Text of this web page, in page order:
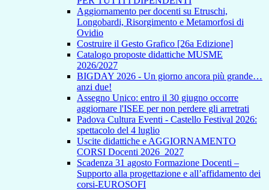
Aggiornamento per docenti su Etruschi,
Longobardi, Risorgimento e Metamorfosi di
Ovidio
Costruire il Gesto Grafico [26a Edizione]
Catalogo proposte didattiche MUSME
2026/2027
BIGDAY 2026 - Un giorno ancora più grande…
anzi due!
Assegno Unico: entro il 30 giugno occorre
aggiornare l'ISEE per non perdere gli arretrati
Padova Cultura Eventi - Castello Festival 2026:
spettacolo del 4 luglio
Uscite didattiche e AGGIORNAMENTO
CORSI Docenti 2026_2027
Scadenza 31 agosto Formazione Docenti –
Supporto alla progettazione e all’affidamento dei
corsi-EUROSOFI